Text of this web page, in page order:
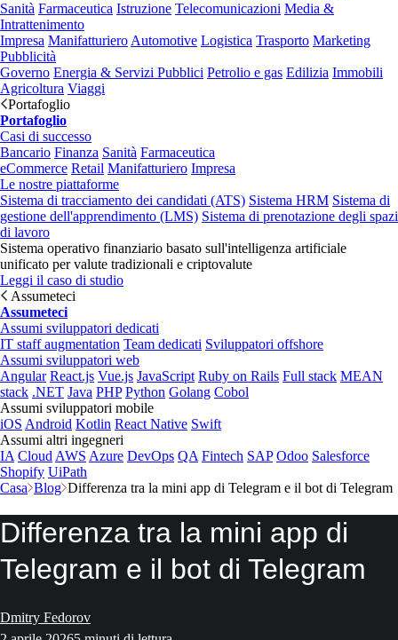
Sanità Farmaceutica Istruzione Telecomunicazioni Media &
Intrattenimento
Impresa Manifatturiero Automotive Logistica Trasporto Marketing
Pubblicità
Governo Energia & Servizi Pubblici Petrolio e gas Edilizia Immobili
Agricoltura Viaggi
Portafoglio
Portafoglio
Casi di successo
Bancario Finanza Sanità Farmaceutica
eCommerce Retail Manifatturiero Impresa
Le nostre piattaforme
Sistema di tracciamento dei candidati (ATS) Sistema HRM Sistema di
gestione dell'apprendimento (LMS) Sistema di prenotazione degli spazi
di lavoro
Sistema operativo finanziario basato sull'intelligenza artificiale
unificato per valute tradizionali e criptovalute
Leggi il caso di studio
Assumeteci
Assumeteci
Assumi sviluppatori dedicati
IT staff augmentation Team dedicati Sviluppatori offshore
Assumi sviluppatori web
Angular React.js Vue.js JavaScript Ruby on Rails Full stack MEAN
stack .NET Java PHP Python Golang Cobol
Assumi sviluppatori mobile
iOS Android Kotlin React Native Swift
Assumi altri ingegneri
IA Cloud AWS Azure DevOps QA Fintech SAP Odoo Salesforce
Shopify UiPath
Casa Blog Differenza tra la mini app di Telegram e il bot di Telegram
Differenza tra la mini app di
Telegram e il bot di Telegram
Dmitry Fedorov